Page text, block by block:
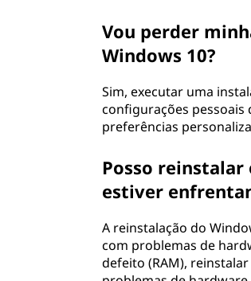
Vou perder
Windows 10?
Sim, executar uma
configurações pessoais
preferências
Posso reinstalar
estiver
A reinstalação do
com problemas de
defeito (RAM),